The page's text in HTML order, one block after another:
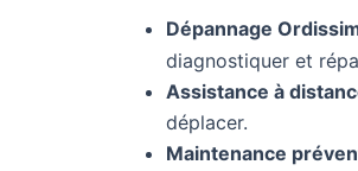
Dépannage
diagnostiquer et
Assistance à
déplacer.
Maintenance